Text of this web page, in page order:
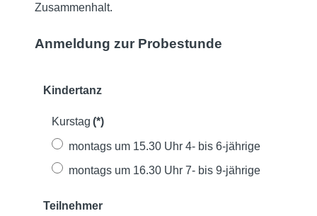
Zusammenhalt.
Anmeldung zur Probestunde
Kindertanz
Kurstag (*)
montags um 15.30 Uhr 4- bis 6-jährige
montags um 16.30 Uhr 7- bis 9-jährige
Teilnehmer